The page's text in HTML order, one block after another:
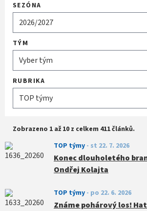
SEZÓNA
TÝM
RUBRIKA
Zobrazeno 1 až 10 z celkem 411 článků.
TOP týmy - st 22. 7. 2026
Konec dlouholetého
Ondřej Kolajta
TOP týmy - po 22. 6. 2026
Známe pohárový los!